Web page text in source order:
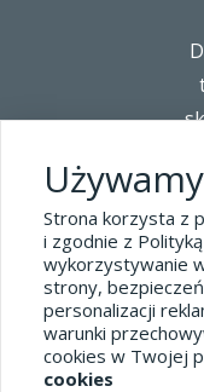
Strona korzysta z
i zgodnie z
wykorzystywanie
strony,
personalizacji
warunki
cookies w Twojej
cookies